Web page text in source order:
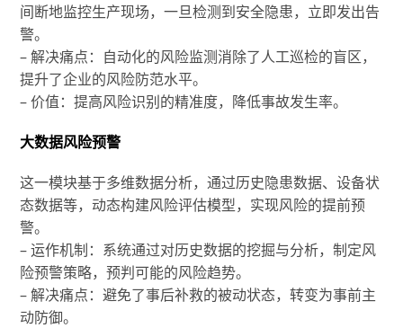
间断地监控生产现场，一旦检测到安全隐患，立即发出告
警。
– 解决痛点：自动化的风险监测消除了人工巡检的盲区，
提升了企业的风险防范水平。
– 价值：提高风险识别的精准度，降低事故发生率。
大数据风险预警
这一模块基于多维数据分析，通过历史隐患数据、设备状
态数据等，动态构建风险评估模型，实现风险的提前预
警。
– 运作机制：系统通过对历史数据的挖掘与分析，制定风
险预警策略，预判可能的风险趋势。
– 解决痛点：避免了事后补救的被动状态，转变为事前主
动防御。